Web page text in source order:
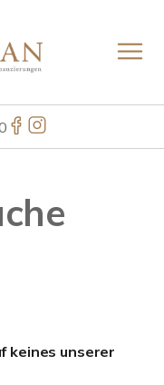
keines unserer